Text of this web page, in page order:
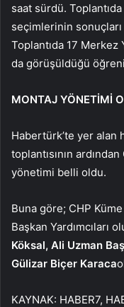
saat sürdü.
seçimlerinin
Toplantıda 17 Merkez
da görüşüldüğü
MONTAJ YÖNETİMİ
Habertürk’te yer alan
toplantısının
yönetimi belli oldu.
Buna göre; CHP
Başkan Yardımcıları
Köksal, Ali Uzman
Gülizar Biçer Karaca
KAYNAK: HABER7,